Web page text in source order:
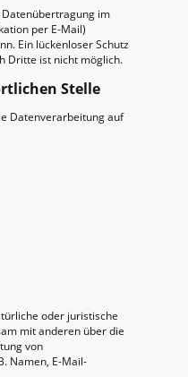
im
per E-Mail)
Ein lückenloser Schutz
Dritte ist nicht möglich.
Stelle
Datenverarbeitung auf
oder juristische
mit anderen über die
von
Namen, E-Mail-